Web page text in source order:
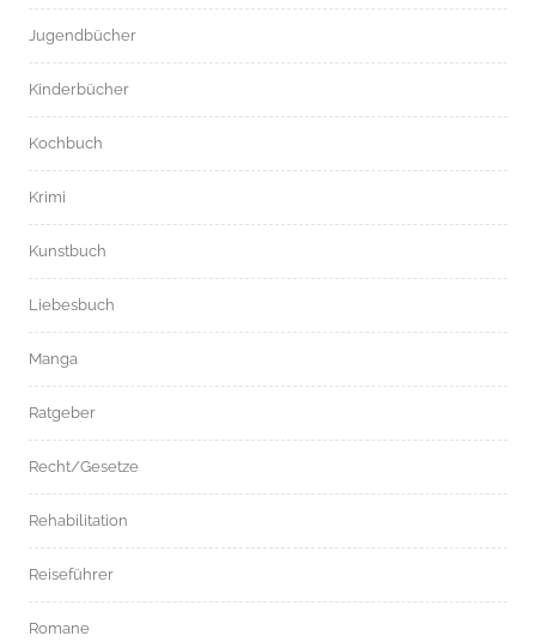
Jugendbücher
Kinderbücher
Kochbuch
Krimi
Kunstbuch
Liebesbuch
Manga
Ratgeber
Recht/Gesetze
Rehabilitation
Reiseführer
Romane